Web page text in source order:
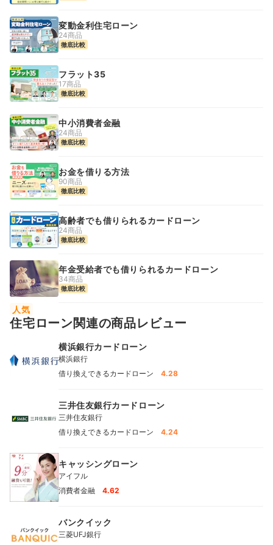
変動金利住宅ローン
24商品
徹底比較
フラット35
17商品
徹底比較
中小消費者金融
24商品
徹底比較
お金を借りる方法
90商品
徹底比較
高齢者でも借りられるカードローン
24商品
徹底比較
年金受給者でも借りられるカードローン
34商品
徹底比較
人気
住宅ローン関連の商品レビュー
横浜銀行カードローン
横浜銀行
借り換えできるカードローン
4.28
三井住友銀行カードローン
三井住友銀行
借り換えできるカードローン
4.24
キャッシングローン
アイフル
消費者金融
4.62
バンクイック
三菱UFJ銀行